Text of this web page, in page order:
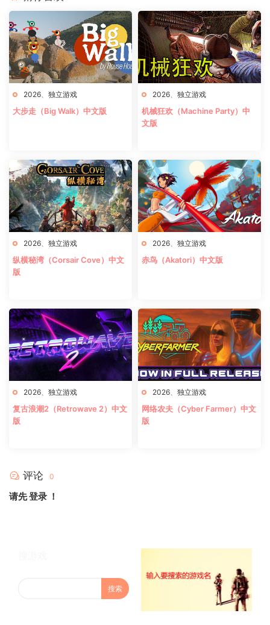
2026、 独立游戏
大步走（Big Walk）中文版
2026、 独立游戏
机械狂欢（Machine Party）中
文版
2026、 独立游戏
纵横秘湾（Corsair Cove）中文
版
2026、 独立游戏
赤鸟（Akatori）中文版
2026、 独立游戏
复古浪潮2（Retrowave 2）中文
版
2026、 独立游戏
网络农夫（Cyber Farmer）中文
版
评论 0
请先登录 ！